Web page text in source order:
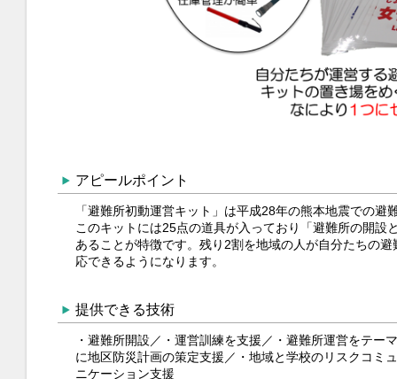
アピールポイント
「避難所初動運営キット」は平成28年の熊本地震での避
このキットには25点の道具が入っており「避難所の開
あることが特徴です。残り2割を地域の人が自分たちの
応できるようになります。
提供できる技術
・避難所開設／・運営訓練を支援／・避難所運営をテーマ
に地区防災計画の策定支援／・地域と学校のリスクコミュ
ニケーション支援